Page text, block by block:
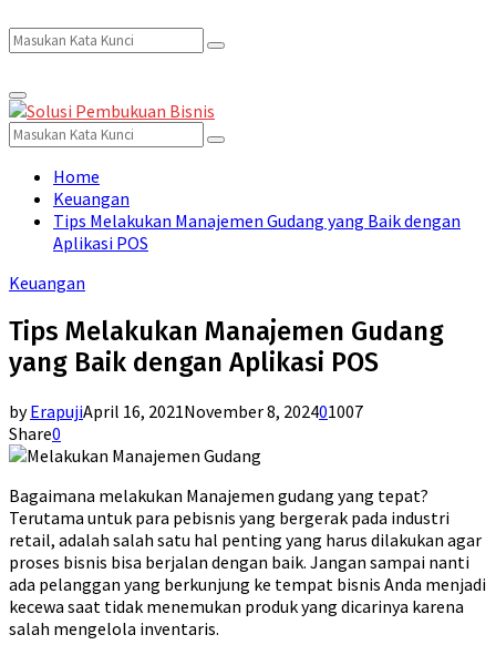
Search
for:
Search
Primary
Menu
Search
for:
Search
Home
Keuangan
Tips Melakukan Manajemen Gudang yang Baik dengan
Aplikasi POS
Keuangan
Tips Melakukan Manajemen Gudang
yang Baik dengan Aplikasi POS
byErapujiApril 16, 2021November 8, 202401007
Share0
Bagaimana melakukan Manajemen gudang yang tepat?
Terutama untuk para pebisnis yang bergerak pada industri
retail, adalah salah satu hal penting yang harus dilakukan agar
proses bisnis bisa berjalan dengan baik. Jangan sampai nanti
ada pelanggan yang berkunjung ke tempat bisnis Anda menjadi
kecewa saat tidak menemukan produk yang dicarinya karena
salah mengelola inventaris.